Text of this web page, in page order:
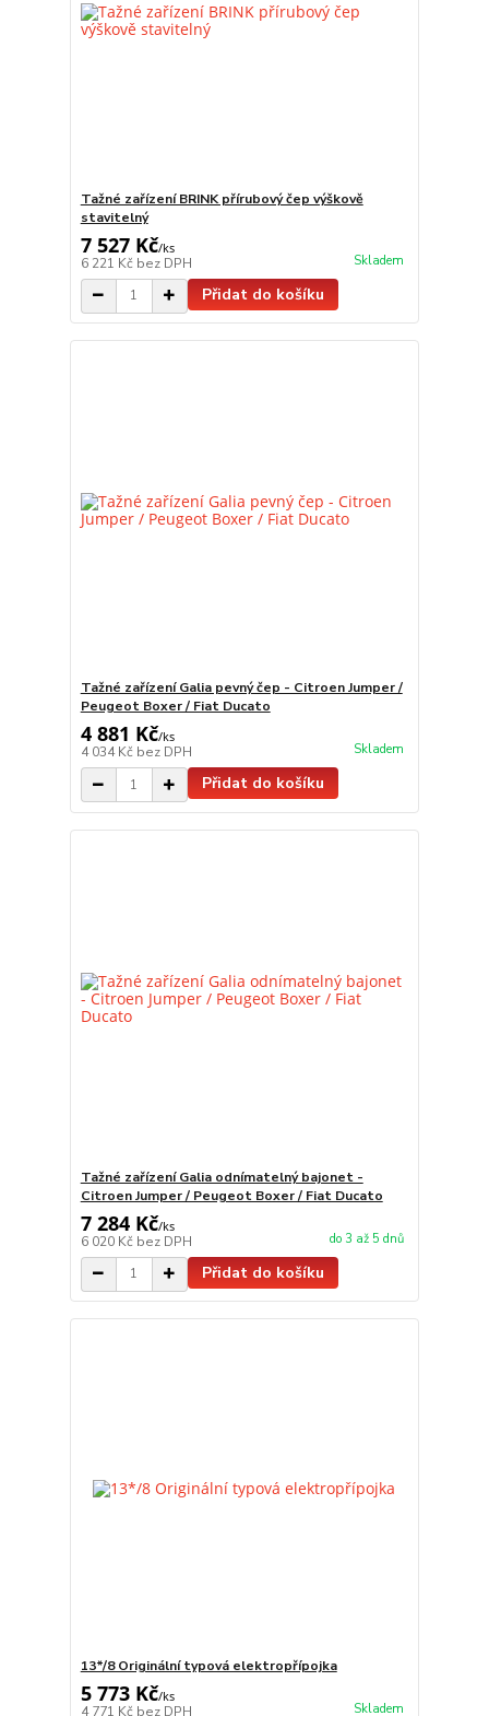
Tažné zařízení BRINK přírubový čep výškově
stavitelný
7 527 Kč/ks
6 221 Kč bez DPH Skladem
Přidat do košíku
Tažné zařízení Galia pevný čep - Citroen Jumper /
Peugeot Boxer / Fiat Ducato
4 881 Kč/ks
4 034 Kč bez DPH Skladem
Přidat do košíku
Tažné zařízení Galia odnímatelný bajonet -
Citroen Jumper / Peugeot Boxer / Fiat Ducato
7 284 Kč/ks
6 020 Kč bez DPH do 3 až 5 dnů
Přidat do košíku
13*/8 Originální typová elektropřípojka
5 773 Kč/ks
4 771 Kč bez DPH Skladem